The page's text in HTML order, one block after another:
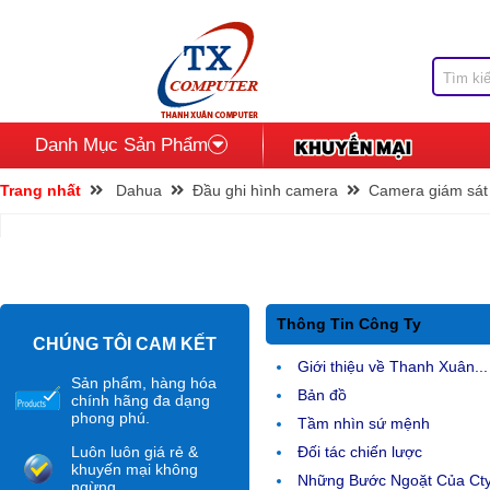
Danh Mục Sản Phẩm
Trang nhất Dahua Đầu ghi hình camera Camera giám sát
CHÚNG TÔI CAM KẾT
Sản phẩm, hàng hóa
chính hãng đa dạng
phong phú.
Luôn luôn giá rẻ &
khuyến mại không
Thông Tin Công Ty
Giới thiệu về Thanh Xuân...
Bản đồ
Tầm nhìn sứ mệnh
Đối tác chiến lược
Những Bước Ngoặt Của